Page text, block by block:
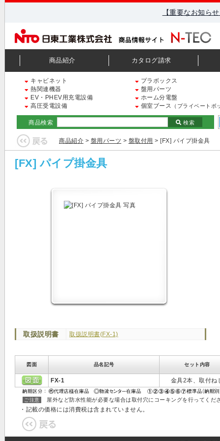
【重要なお知ら
商品紹介 カタログ請求
キャビネット
プラボックス
熱関連機器
盤用パーツ
EV・PHEV用充電設備
ホーム分電盤
高圧受電設備
個室ブース （プライベートボ
商品検索 検索
商品紹介 > 盤用パーツ > 盤取付用 > [FX] パイプ掛金具
[FX] パイプ掛金具
取扱説明書 取扱説明書(FX-1)
図面 品名記号 セット内容
FX-1 金具2本、取付ね
ご注意 屋外など防水性能が必要な場合は取付穴にコーキングを行ってくだ
・記載の価格には消費税は含まれていません。